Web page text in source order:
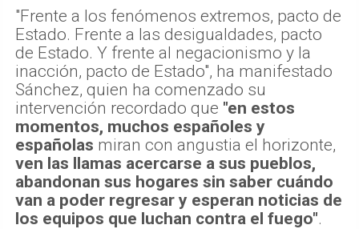
"Frente a los fenómenos extremos, pacto de
Estado. Frente a las desigualdades, pacto
de Estado. Y frente al negacionismo y la
inacción, pacto de Estado", ha manifestado
Sánchez, quien ha comenzado su
intervención recordado que "en estos
momentos, muchos españoles y
españolas miran con angustia el horizonte,
ven las llamas acercarse a sus pueblos,
abandonan sus hogares sin saber cuándo
van a poder regresar y esperan noticias de
los equipos que luchan contra el fuego".